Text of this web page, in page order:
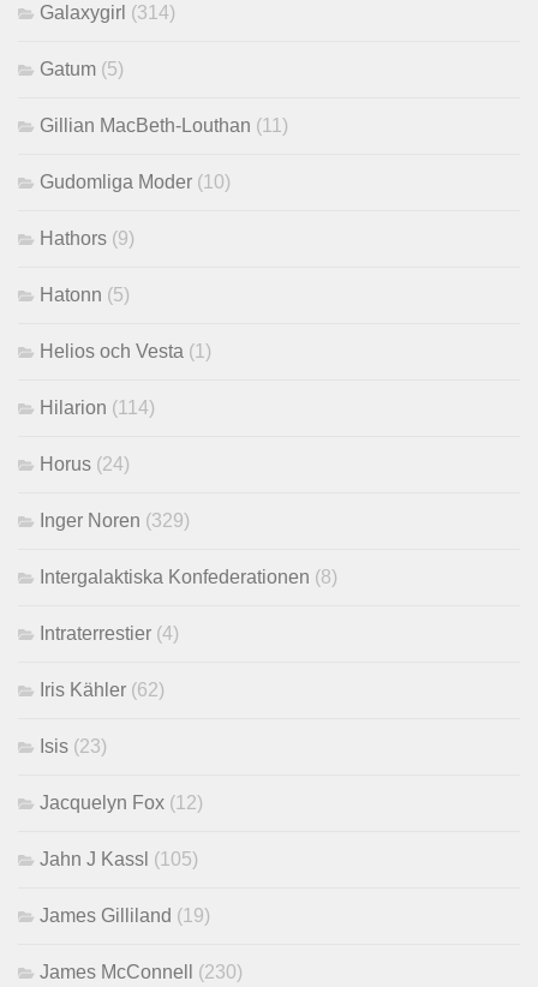
Galaxygirl (314)
Gatum (5)
Gillian MacBeth-Louthan (11)
Gudomliga Moder (10)
Hathors (9)
Hatonn (5)
Helios och Vesta (1)
Hilarion (114)
Horus (24)
Inger Noren (329)
Intergalaktiska Konfederationen (8)
Intraterrestier (4)
Iris Kähler (62)
Isis (23)
Jacquelyn Fox (12)
Jahn J Kassl (105)
James Gilliland (19)
James McConnell (230)